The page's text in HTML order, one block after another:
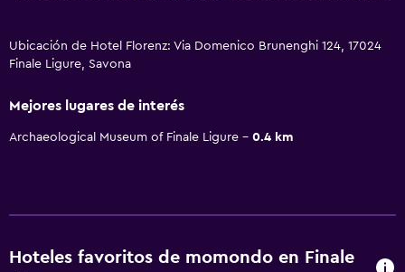
Ubicación de Hotel Florenz: Via Domenico Brunenghi 124, 17024
Finale Ligure, Savona
Mejores lugares de interés
Archaeological Museum of Finale Ligure 0.4 km
Hoteles favoritos de momondo en Finale